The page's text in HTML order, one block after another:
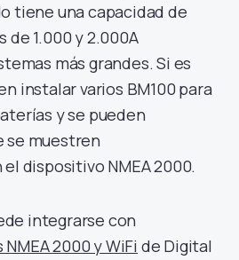
tiene una capacidad de
de 1.000 y 2.000A
más grandes. Si es
instalar varios BM100 para
y se pueden
se muestren
dispositivo NMEA 2000.
integrarse con
2000 y WiFi de Digital